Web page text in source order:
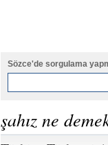
Sözce'de sorgulama
şahız ne